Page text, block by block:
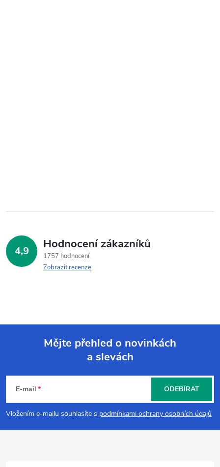
4,9 Hodnocení zákazníků
1757 hodnocení
Zobrazit recenze
p
a
Mějte přehled o novinkách
a slevách
E-mail
Vložením e-mailu souhlasíte s podmínkami ochrany osobních údajů
ODEBÍRAT